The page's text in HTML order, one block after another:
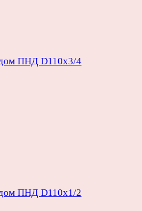
ПНД D110х3/4
ПНД D110х1/2